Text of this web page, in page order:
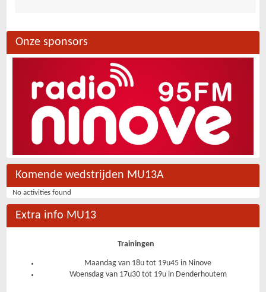
Onze sponsors
Komende wedstrijden MU13A
No activities found
Extra info MU13
Trainingen
Maandag van 18u tot 19u45 in Ninove
Woensdag van 17u30 tot 19u in Denderhoutem